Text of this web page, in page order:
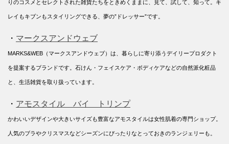
りのコスメとセレクトされた雑貨たちをときめくままに、見て、試して、知って。キ
レイもキブンもスタイリングできる、夢の”ドレッサー”です。
・ マークスアンドウェブ
MARKS&WEB（マークスアンドウェブ）は、暮らしに寄り添うデイリープロダクト
を提案するブランドです。石けん・フェイスケア・ボディケアなどの自然派化粧品
と、生活雑貨を取り扱っています。
・ アモスタイル バイ トリンプ
かわいいデザインや大きいサイズも豊富なアモスタイルは女性肌着の専門ショップ。
人気のブラやクリスマスなどシーズンにぴったりなとっておきのランジェリーも。